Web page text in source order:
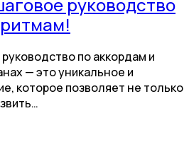
руководство
по аккордам и
— это уникальное и
которое позволяет не только